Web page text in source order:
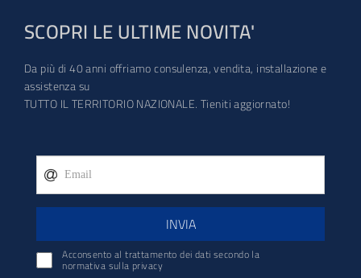
SCOPRI LE ULTIME NOVITA'
Da più di 40 anni offriamo consulenza, vendita, installazione e
assistenza su
TUTTO IL TERRITORIO NAZIONALE. Tieniti aggiornato!
INVIA
Acconsento al trattamento dei dati secondo la
normativa sulla privacy